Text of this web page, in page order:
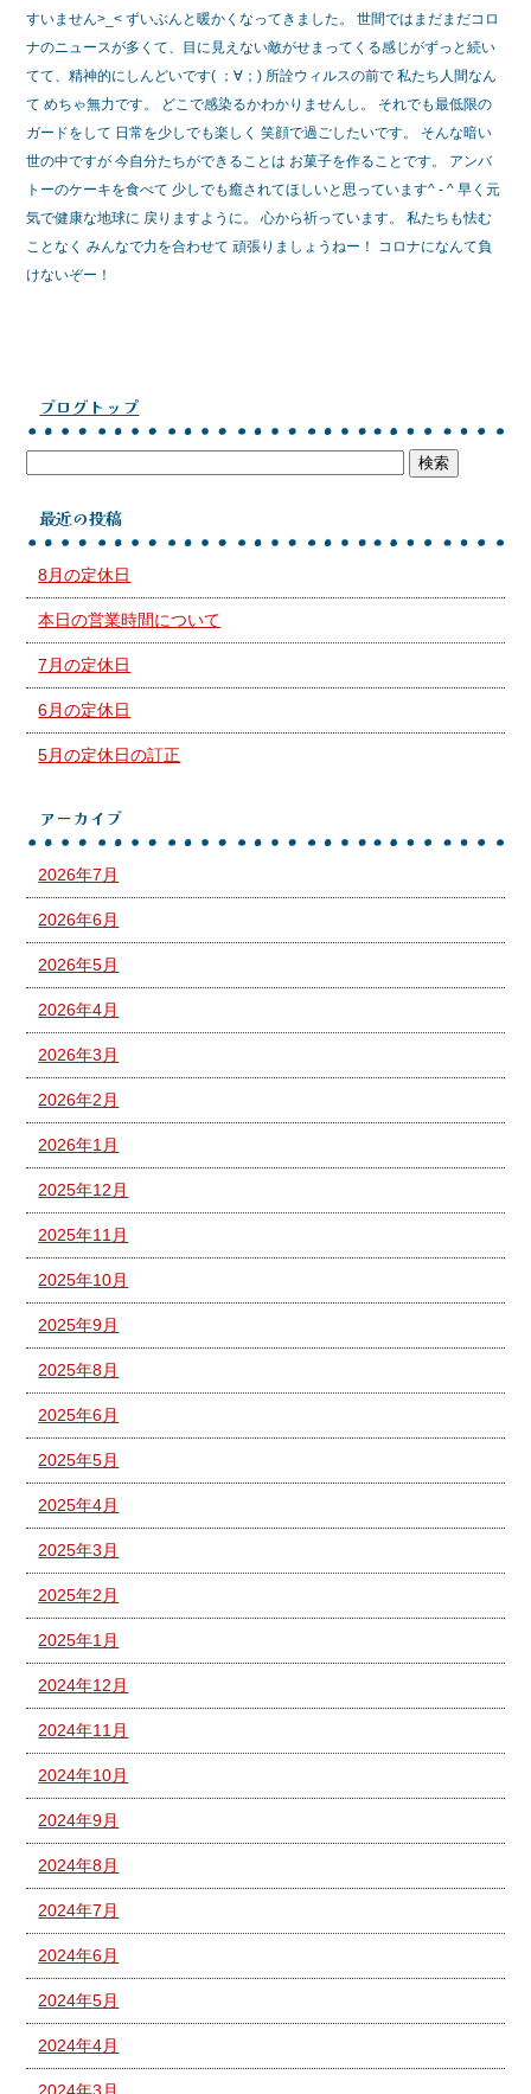
すいません>_< ずいぶんと暖かくなってきました。 世間ではまだまだコロ
ナのニュースが多くて、目に見えない敵がせまってくる感じがずっと続い
てて、精神的にしんどいです( ；∀；) 所詮ウィルスの前で 私たち人間なん
て めちゃ無力です。 どこで感染るかわかりませんし。 それでも最低限の
ガードをして 日常を少しでも楽しく 笑顔で過ごしたいです。 そんな暗い
世の中ですが 今自分たちができることは お菓子を作ることです。 アンバ
トーのケーキを食べて 少しでも癒されてほしいと思っています^ - ^ 早く元
気で健康な地球に 戻りますように。 心から祈っています。 私たちも怯む
ことなく みんなで力を合わせて 頑張りましょうねー！ コロナになんて負
けないぞー！
ブログトップ
最近の投稿
8月の定休日
本日の営業時間について
7月の定休日
6月の定休日
5月の定休日の訂正
アーカイブ
2026年7月
2026年6月
2026年5月
2026年4月
2026年3月
2026年2月
2026年1月
2025年12月
2025年11月
2025年10月
2025年9月
2025年8月
2025年6月
2025年5月
2025年4月
2025年3月
2025年2月
2025年1月
2024年12月
2024年11月
2024年10月
2024年9月
2024年8月
2024年7月
2024年6月
2024年5月
2024年4月
2024年3月